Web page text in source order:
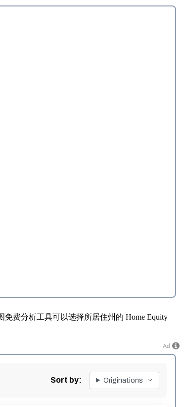
费分析工具可以选择所居住州的 Home Equity
Ad